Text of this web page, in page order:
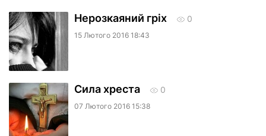
Нерозкаяний гріх 0
15 Лютого 2016 18:43
Сила хреста 0
07 Лютого 2016 15:38